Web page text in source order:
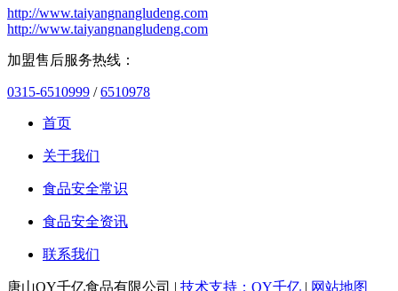
http://www.taiyangnangludeng.com
http://www.taiyangnangludeng.com
加盟售后服务热线：
0315-6510999 /6510978
首页
关于我们
食品安全常识
食品安全资讯
联系我们
唐山QY千亿食品有限公司 | 技术支持：QY千亿 | 网站地图